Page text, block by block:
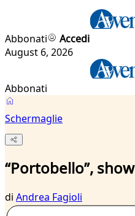
Abbonati
Accedi
August 6, 2026
Abbonati
Schermaglie
“Portobello”,
di Andrea Fagioli